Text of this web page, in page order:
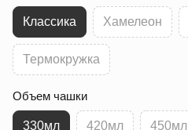
Классика Хамелеон
Термокружка
Объем чашки
330мл 420мл 450мл